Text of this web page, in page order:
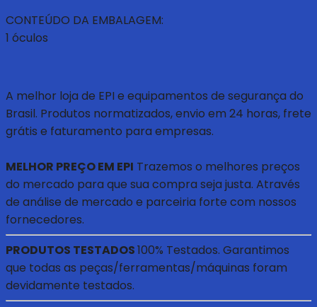
CONTEÚDO DA EMBALAGEM:
1 óculos
A melhor loja de EPI e equipamentos de segurança do
Brasil. Produtos normatizados, envio em 24 horas, frete
grátis e faturamento para empresas.
MELHOR PREÇO EM EPI Trazemos o melhores preços
do mercado para que sua compra seja justa. Através
de análise de mercado e parceiria forte com nossos
fornecedores.
PRODUTOS TESTADOS100% Testados. Garantimos
que todas as peças/ferramentas/máquinas foram
devidamente testados.